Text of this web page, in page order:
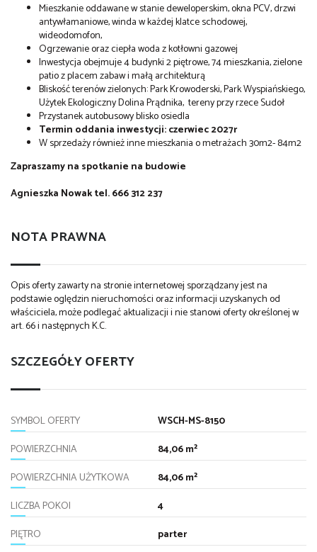
Mieszkanie oddawane w stanie deweloperskim, okna PCV, drzwi
antywłamaniowe, winda w każdej klatce schodowej,
wideodomofon,
Ogrzewanie oraz ciepła woda z kotłowni gazowej
Inwestycja obejmuje 4 budynki 2 piętrowe, 74 mieszkania, zielone
patio z placem zabaw i małą architekturą
Bliskość terenów zielonych: Park Krowoderski, Park Wyspiańskiego,
Użytek Ekologiczny Dolina Prądnika, tereny przy rzece Sudoł
Przystanek autobusowy blisko osiedla
Termin oddania inwestycji: czerwiec 2027r
W sprzedaży również inne mieszkania o metrażach 30m2- 84m2
Zapraszamy na spotkanie na budowie
Agnieszka Nowak tel. 666 312 237
NOTA PRAWNA
Opis oferty zawarty na stronie internetowej sporządzany jest na
podstawie oględzin nieruchomości oraz informacji uzyskanych od
właściciela, może podlegać aktualizacji i nie stanowi oferty określonej w
art. 66 i następnych K.C.
SZCZEGÓŁY OFERTY
SYMBOL OFERTY
WSCH-MS-8150
POWIERZCHNIA
84,06 m²
POWIERZCHNIA UŻYTKOWA
84,06 m²
LICZBA POKOI
4
PIĘTRO
parter